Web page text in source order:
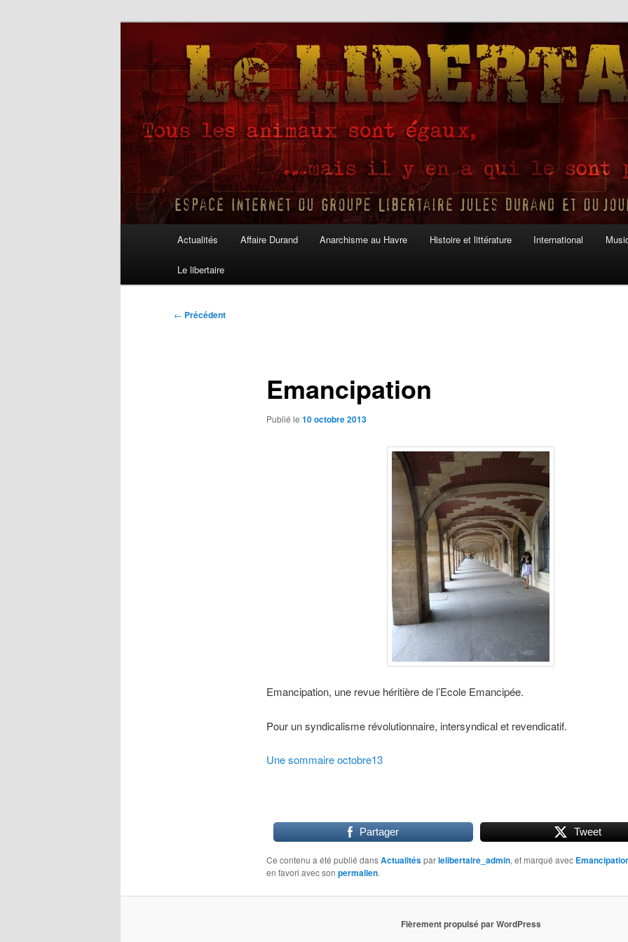
Le Libertaire
Actualités Affaire Durand Anarchisme au Havre Histoire et littérature International
Le libertaire
Navigation
← Précédent
Emancipation
Publié le 10 octobre 2013
Emancipation, une revue héritière de l’Ecole Emancipée.
Pour un syndicalisme révolutionnaire, intersyndical et revendicatif.
Une sommaire octobre13
Partager Tweet
Ce contenu a été publié dansActualitésparlelibertaire_admin, et marqué avec
en favori avec son permalien.
Fièrement propulsé par WordPress